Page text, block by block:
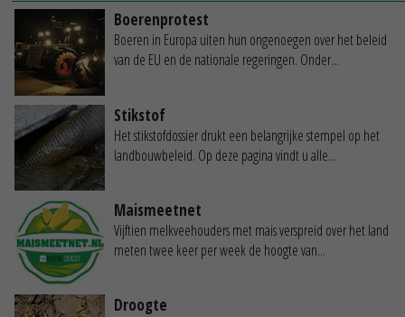
Boerenprotest
Boeren in Europa uiten hun ongenoegen over het beleid
van de EU en de nationale regeringen. Onder...
Stikstof
Het stikstofdossier drukt een belangrijke stempel op het
landbouwbeleid. Op deze pagina vindt u alle...
Maismeetnet
Vijftien melkveehouders met mais verspreid over het land
meten twee keer per week de hoogte van...
Droogte